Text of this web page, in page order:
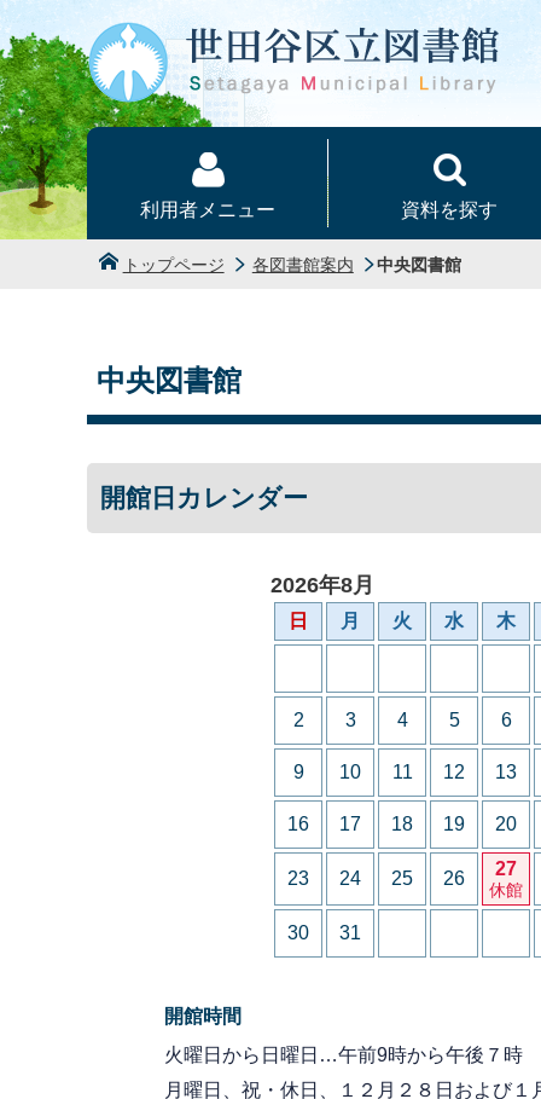
本文へ
利用者メニュー 資料を探す
トップページ 各図書館案内 中央図書館
中央図書館
開館日カレンダー
2026年8月
日 月 火 水 木
2 3 4 5 6
9 10 11 12 13
16 17 18 19 20
23 24 25 26 27
休館
30 31
開館時間
火曜日から日曜日…午前9時から午後７時
月曜日、祝・休日、１２月２８日および